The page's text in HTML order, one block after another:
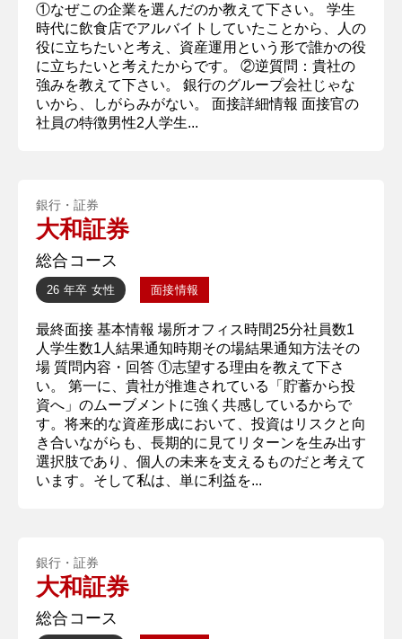
①なぜこの企業を選んだのか教えて下さい。 学生
時代に飲食店でアルバイトしていたことから、人の
役に立ちたいと考え、資産運用という形で誰かの役
に立ちたいと考えたからです。 ②逆質問：貴社の
強みを教えて下さい。 銀行のグループ会社じゃな
いから、しがらみがない。 面接詳細情報 面接官の
社員の特徴男性2人学生...
銀行・証券
大和証券
総合コース
26 年卒 女性 面接情報
最終面接 基本情報 場所オフィス時間25分社員数1
人学生数1人結果通知時期その場結果通知方法その
場 質問内容・回答 ①志望する理由を教えて下さ
い。 第一に、貴社が推進されている「貯蓄から投
資へ」のムーブメントに強く共感しているからで
す。将来的な資産形成において、投資はリスクと向
き合いながらも、長期的に見てリターンを生み出す
選択肢であり、個人の未来を支えるものだと考えて
います。そして私は、単に利益を...
銀行・証券
大和証券
総合コース